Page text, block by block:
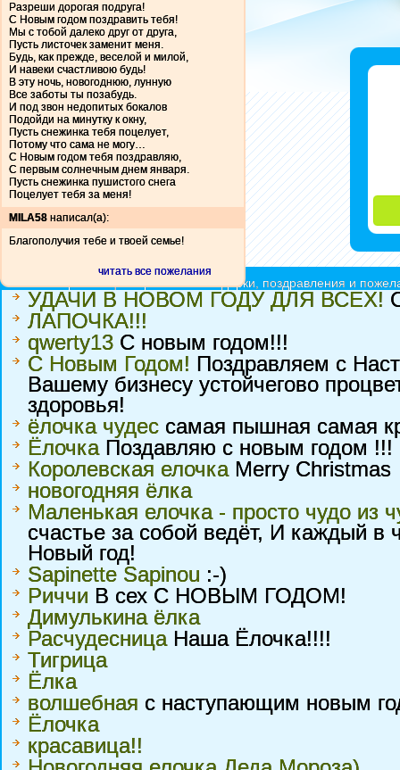
Разреши дорогая подруга!
С Новым годом поздравить тебя!
Мы с тобой далеко друг от друга,
Пусть листочек заменит меня.
Будь, как прежде, веселой и милой,
И навеки счастливою будь!
В эту ночь, новогоднюю, лунную
Все заботы ты позабудь.
И под звон недопитых бокалов
Подойди на минутку к окну,
Пусть снежинка тебя поцелует,
Потому что сама не могу…
С Новым годом тебя поздравляю,
С первым солнечным днем января.
Пусть снежинка пушистого снега
Поцелует тебя за меня!
MILA58 написал(а):
Благополучия тебе и твоей семье!
читать все пожелания
Ёлочки красавицы - принимают подарки, поздравления и
УДАЧИ В НОВОМ ГОДУ ДЛЯ ВСЕХ!
ЛАПОЧКА!!!
qwerty13 С новым годом!!!
С Новым Годом! Поздравляем с
Вашему бизнесу устойчегово
здоровья!
ёлочка чудеc самая пышная самая
ЁлочкаПоздавляю с новым годом !!!
Королевская елочкаMerry Christmas
новогодняя ёлка
Маленькая елочка - просто чудо из
счастье за собой ведёт, И каждый в
Новый год!
Sapinette Sapinou :-)
Риччи В сех С НОВЫМ ГОДОМ!
Димулькина ёлка
РасчудесницаНаша Ёлочка!!!!
Тигрица
Ёлка
волшебная с наступающим новым
Ёлочка
красавица!!